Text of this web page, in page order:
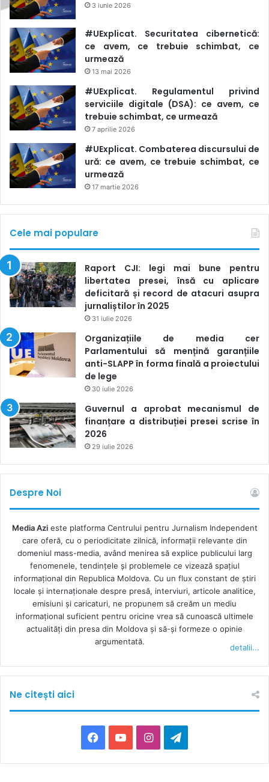
3 iunie 2026
#UExplicat. Securitatea cibernetică:
ce avem, ce trebuie schimbat, ce
urmează
13 mai 2026
#UExplicat. Regulamentul privind
serviciile digitale (DSA): ce avem, ce
trebuie schimbat, ce urmează
7 aprilie 2026
#UExplicat. Combaterea discursului de
ură: ce avem, ce trebuie schimbat, ce
urmează
17 martie 2026
Cele mai populare
Raport CJI: legi mai bune pentru
libertatea presei, însă cu aplicare
deficitară și record de atacuri asupra
jurnaliștilor în 2025
31 iulie 2026
Organizațiile de media cer
Parlamentului să mențină garanțiile
anti-SLAPP în forma finală a proiectului
de lege
30 iulie 2026
Guvernul a aprobat mecanismul de
finanțare a distribuției presei scrise în
2026
29 iulie 2026
Despre Noi
Media Azieste platforma Centrului pentru Jurnalism Independent
care oferă, cu o periodicitate zilnică, informații relevante din
domeniul mass-media, având menirea să explice publicului larg
fenomenele, tendințele și problemele ce vizează spațiul
informațional din Republica Moldova. Cu un flux constant de ştiri
locale şi internaţionale despre presă, interviuri, articole analitice,
emisiuni și caricaturi, ne propunem să creăm un mediu
informaţional suficient pentru oricine vrea să cunoască ultimele
actualităţi din presa din Moldova şi să-şi formeze o opinie
argumentată.
detalii...
Ne citești aici
a
o
I
n
e